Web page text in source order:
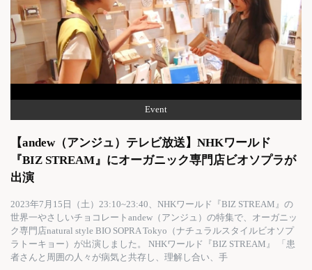
Event
【andew（アンジュ）テレビ放送】NHKワールド
『BIZ STREAM』にオーガニック専門店ビオソプラが
出演
2023年7月15日（土）23:10~23:40、NHKワールド『BIZ STREAM』の
世界一やさしいチョコレートandew（アンジュ）の特集で、オーガニッ
ク専門店natural style BIO SOPRA Tokyo（ナチュラルスタイルビオソプ
ラトーキョー）が出演しました。 NHKワールド『BIZ STREAM』 「患
者さんと周囲の人々が病気と共存し、理解し合い、手